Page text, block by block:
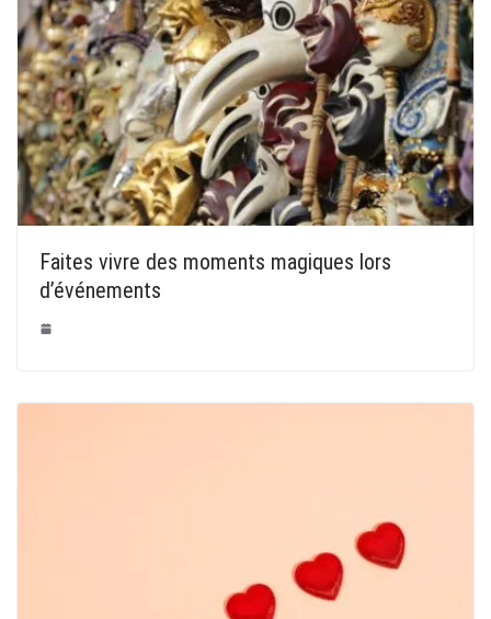
Faites vivre des moments magiques lors
d’événements